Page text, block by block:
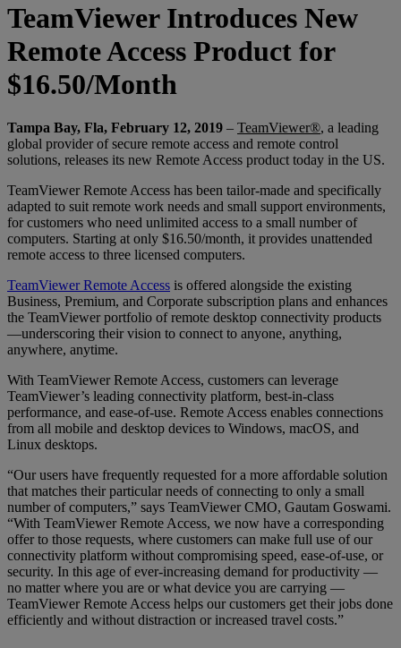
TeamViewer Introduces New
Remote Access Product for
$16.50/Month
Tampa Bay, Fla, February 12, 2019 – TeamViewer®, a leading
global provider of secure remote access and remote control
solutions, releases its new Remote Access product today in the US.
TeamViewer Remote Access has been tailor-made and specifically
adapted to suit remote work needs and small support environments,
for customers who need unlimited access to a small number of
computers. Starting at only $16.50/month, it provides unattended
remote access to three licensed computers.
TeamViewer Remote Access is offered alongside the existing
Business, Premium, and Corporate subscription plans and enhances
the TeamViewer portfolio of remote desktop connectivity products
—underscoring their vision to connect to anyone, anything,
anywhere, anytime.
With TeamViewer Remote Access, customers can leverage
TeamViewer’s leading connectivity platform, best-in-class
performance, and ease-of-use. Remote Access enables connections
from all mobile and desktop devices to Windows, macOS, and
Linux desktops.
“Our users have frequently requested for a more affordable solution
that matches their particular needs of connecting to only a small
number of computers,” says TeamViewer CMO, Gautam Goswami.
“With TeamViewer Remote Access, we now have a corresponding
offer to those requests, where customers can make full use of our
connectivity platform without compromising speed, ease-of-use, or
security. In this age of ever-increasing demand for productivity —
no matter where you are or what device you are carrying —
TeamViewer Remote Access helps our customers get their jobs done
efficiently and without distraction or increased travel costs.”